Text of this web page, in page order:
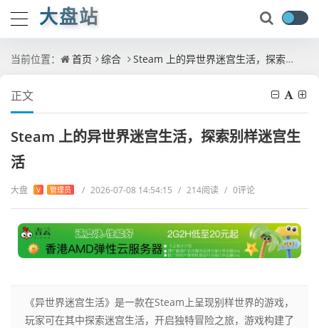
大盘站
当前位置： 首页 综合 Steam 上的异世界迷宫生活，探索别样迷宫生活
正文
Steam 上的异世界迷宫生活，探索别样迷宫生
活
大盘 V 管理员 / 2026-07-08 14:54:15 / 214阅读 / 0评论
《异世界迷宫生活》是一款在Steam上呈现别样世界的游戏，
玩家可在其中探索迷宫生活，开启独特冒险之旅，游戏构建了